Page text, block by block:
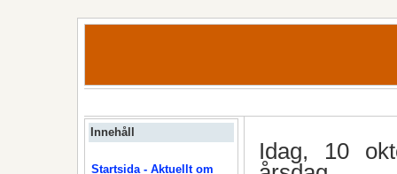
Innehåll
Startsida - Aktuellt om
Idag, 10